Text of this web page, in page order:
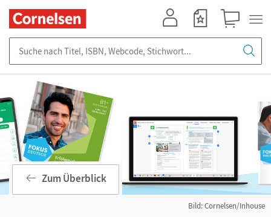
Bild: Cornelsen/Inhouse
Zum Überblick